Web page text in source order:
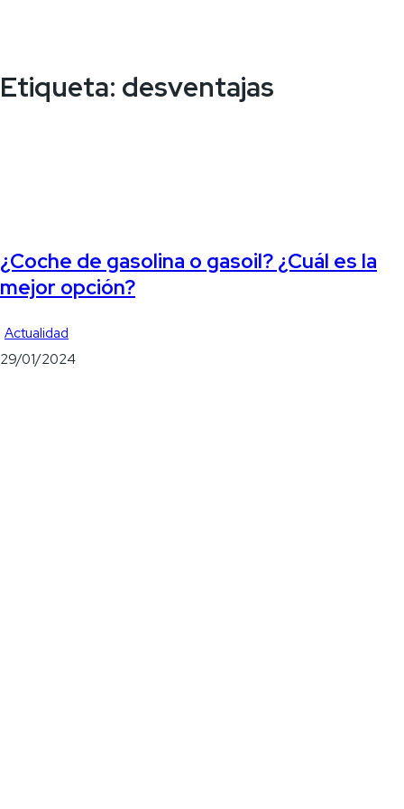
Etiqueta: desventajas
¿Coche de gasolina o gasoil? ¿Cuál es la
mejor opción?
Actualidad
29/01/2024